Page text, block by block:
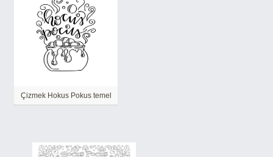
Çizmek Hokus Pokus temel